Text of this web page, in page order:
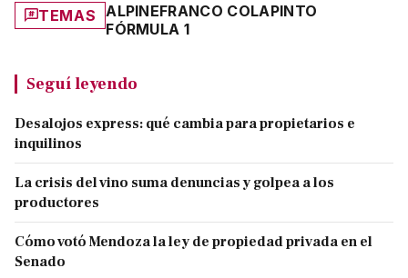
TEMAS ALPINEFRANCO COLAPINTO
FÓRMULA 1
Seguí leyendo
Desalojos express: qué cambia para propietarios e
inquilinos
La crisis del vino suma denuncias y golpea a los
productores
Cómo votó Mendoza la ley de propiedad privada en el
Senado